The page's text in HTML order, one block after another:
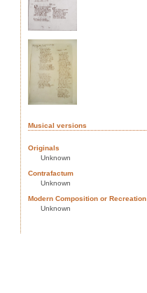
Musical versions
Originals
Unknown
Contrafactum
Unknown
Modern Composition or Recreation
Unknown